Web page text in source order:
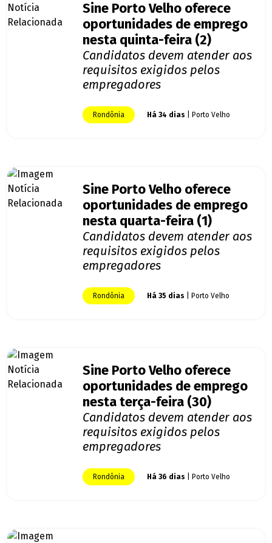
Sine Porto Velho oferece
oportunidades de emprego
nesta quinta-feira (2)
Candidatos devem atender aos
requisitos exigidos pelos
empregadores
Rondônia Há 34 dias | Porto Velho
Sine Porto Velho oferece
oportunidades de emprego
nesta quarta-feira (1)
Candidatos devem atender aos
requisitos exigidos pelos
empregadores
Rondônia Há 35 dias | Porto Velho
Sine Porto Velho oferece
oportunidades de emprego
nesta terça-feira (30)
Candidatos devem atender aos
requisitos exigidos pelos
empregadores
Rondônia Há 36 dias | Porto Velho